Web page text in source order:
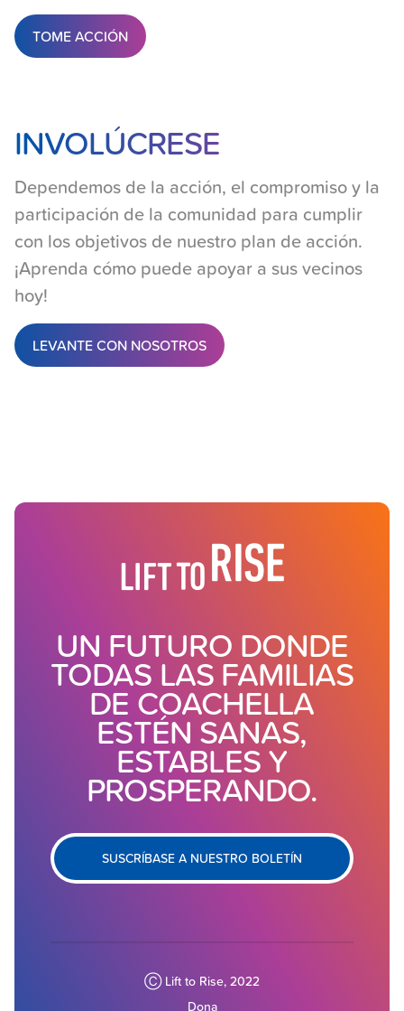
TOME ACCIÓN
Layout:text_image
INVOLÚCRESE
Dependemos de la acción, el compromiso y la
participación de la comunidad para cumplir
con los objetivos de nuestro plan de acción.
¡Aprenda cómo puede apoyar a sus vecinos
hoy!
LEVANTE CON NOSOTROS
UN FUTURO DONDE
TODAS LAS FAMILIAS
DE COACHELLA
ESTÉN SANAS,
ESTABLES Y
PROSPERANDO.
SUSCRÍBASE A NUESTRO BOLETÍN
Ⓒ Lift to Rise, 2022
Dona